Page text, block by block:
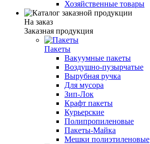
Хозяйственные товары
На заказ
Заказная продукция
Пакеты
Вакуумные пакеты
Воздушно-пузырчатые
Вырубная ручка
Для мусора
Зип-Лок
Крафт пакеты
Курьерские
Полипропиленовые
Пакеты-Майка
Мешки полиэтиленовые